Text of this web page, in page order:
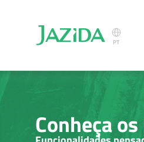
Conheça
Select
PT